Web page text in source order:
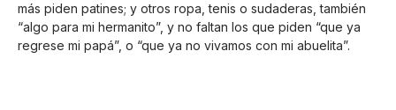
más piden patines; y otros ropa, tenis o sudaderas, también
“algo para mi hermanito”, y no faltan los que piden “que ya
regrese mi papá”, o “que ya no vivamos con mi abuelita”.